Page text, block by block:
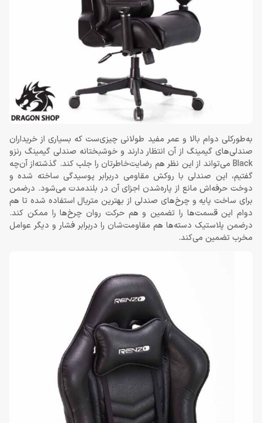
به‌طورکلی دوام بالا و عمر مفید طولانی چیزی‌ست که بسیاری از خریداران
صندلی‌های گیمینگ از آن انتظار دارند و خوشبختانه صندلی گیمینگ رنزو
Black می‌تواند از این نظر هم رضایت‌خاطرتان را جلب کند. گذشته‌از آن‌چه
گفتیم، این صندلی با روکش مقاومی دربرابر پوسیدگی ساخته شده و
دوخت حرفه‌اش مانع از پاره‌شدن اجزای آن در بلندمدت می‌شود. درضمن
برای ساخت پایه و چرخ‌های صندلی از بهترین متریال استفاده شده تا هم
دوام این قسمت‌ها را تضمین و هم حرکت روان چرخ‌ها را ممکن کند.
درضمن پلاستیک دسته‌ها هم مقاومت‌شان را دربرابر فشار و دیگر عوامل
مخرب تضمین می‌کند.